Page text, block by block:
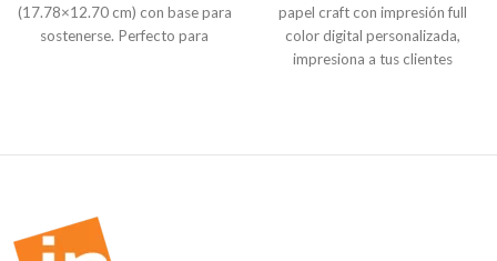
(17.78×12.70 cm) con base para
sostenerse. Perfecto para
papel craft con impresión full
color digital personalizada,
impresiona a tus clientes
c/u